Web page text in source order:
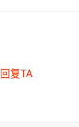
回复TA